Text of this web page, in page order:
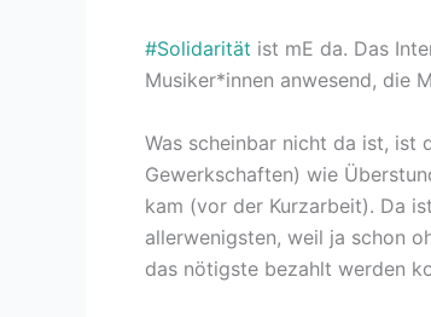
#Solidarität ist mE da. Das
Musiker*innen anwesend, die
Was scheinbar nicht da ist, ist
Gewerkschaften) wie
kam (vor der Kurzarbeit). Da
allerwenigsten, weil ja schon
das nötigste bezahlt werden